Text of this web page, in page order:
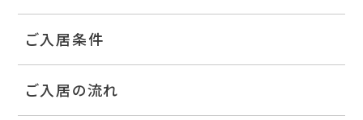
ご入居条件
ご入居の流れ